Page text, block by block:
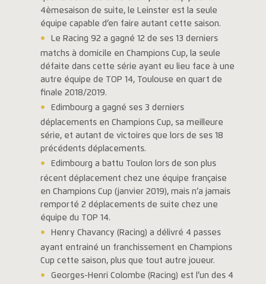
4èmesaison de suite, le Leinster est la seule
équipe capable d’en faire autant cette saison.
Le Racing 92 a gagné 12 de ses 13 derniers
matchs à domicile en Champions Cup, la seule
défaite dans cette série ayant eu lieu face à une
autre équipe de TOP 14, Toulouse en quart de
finale 2018/2019.
Edimbourg a gagné ses 3 derniers
déplacements en Champions Cup, sa meilleure
série, et autant de victoires que lors de ses 18
précédents déplacements.
Edimbourg a battu Toulon lors de son plus
récent déplacement chez une équipe française
en Champions Cup (janvier 2019), mais n’a jamais
remporté 2 déplacements de suite chez une
équipe du TOP 14.
Henry Chavancy (Racing) a délivré 4 passes
ayant entrainé un franchissement en Champions
Cup cette saison, plus que tout autre joueur.
Georges-Henri Colombe (Racing) est l’un des 4